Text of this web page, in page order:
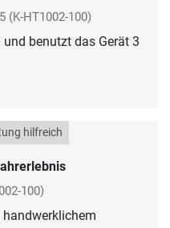
(K-HT1002-100)
benutzt das Gerät 3
hilfreich
100)